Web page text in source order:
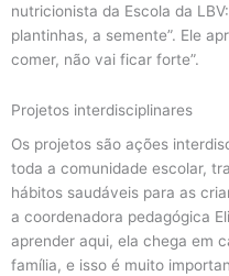
nutricionista da Escola da
plantinhas, a semente”. Ele
comer, não vai ficar forte”.
Projetos interdisciplinares
Os projetos são ações
toda a comunidade escolar,
hábitos saudáveis para as
a coordenadora pedagógica
aprender aqui, ela chega em
família, e isso é muito